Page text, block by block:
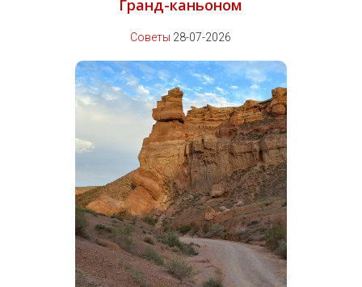
Гранд-каньоном
Советы 28-07-2026